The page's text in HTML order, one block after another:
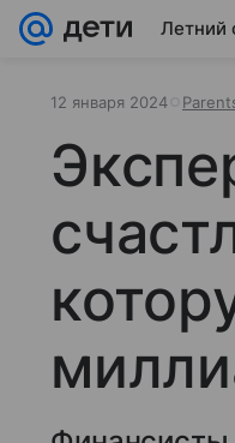
Летний
12 января 2024